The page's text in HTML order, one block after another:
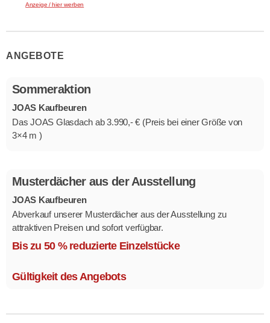
Anzeige / hier werben
ANGEBOTE
Sommeraktion
JOAS Kaufbeuren
Das JOAS Glasdach ab 3.990,- € (Preis bei einer Größe von
3×4 m )
Musterdächer aus der Ausstellung
JOAS Kaufbeuren
Abverkauf unserer Musterdächer aus der Ausstellung zu
attraktiven Preisen und sofort verfügbar.
Mehrere Modelle in verschiedenen Ausführungen.
Bis zu 50 % reduzierte Einzelstücke
Gültigkeit des Angebots